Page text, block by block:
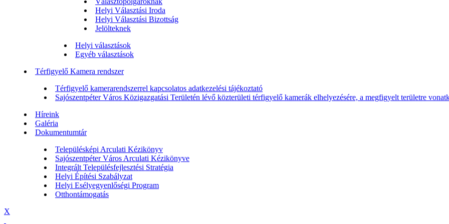
Helyi Választási Iroda
Helyi Választási Bizottság
Jelölteknek
Helyi választások
Egyéb választások
Térfigyelő Kamera rendszer
Térfigyelő kamerarendszerrel kapcsolatos adatkezelési tájékoztató
Sajószentpéter Város Közigazgatási Területén lévő közterületi térfigyelő kamerák elhelyezésére, a megfigyelt területre
Híreink
Galéria
Dokumentumtár
Településképi Arculati Kézikönyv
Sajószentpéter Város Arculati Kézikönyve
Integrált Településfejlesztési Stratégia
Helyi Építési Szabályzat
Helyi Esélyegyenlőségi Program
Otthontámogatás
X